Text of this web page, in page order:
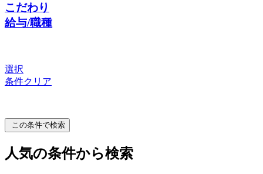
こだわり
給与/職種
選択
条件クリア
この条件で検索
人気の条件から検索